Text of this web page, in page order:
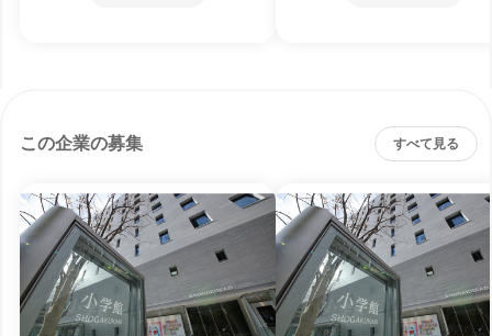
この企業の募集 すべて見る